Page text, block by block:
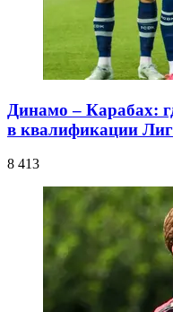
Динамо – Карабах:
в квалификации
8 413